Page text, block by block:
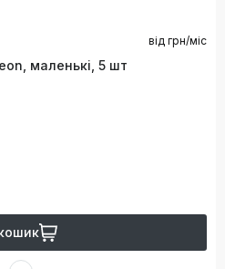
від грн/міс
маленькі, 5 шт